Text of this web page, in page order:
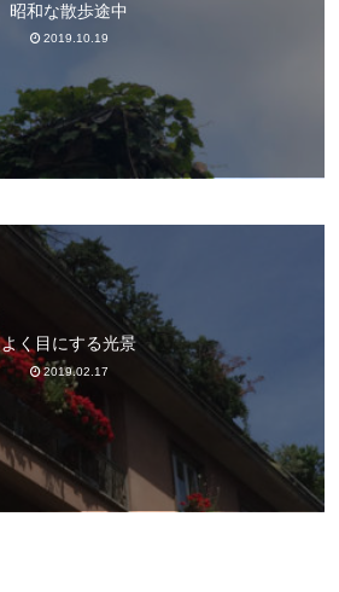
昭和な散歩途中
2019.10.19
よく目にする光景
2019.02.17